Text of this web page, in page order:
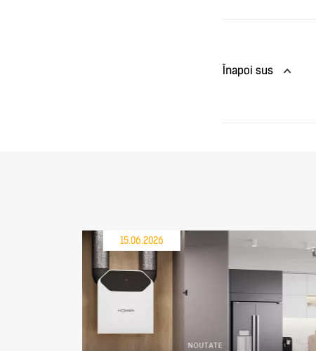
Înapoi sus
15.06.2026